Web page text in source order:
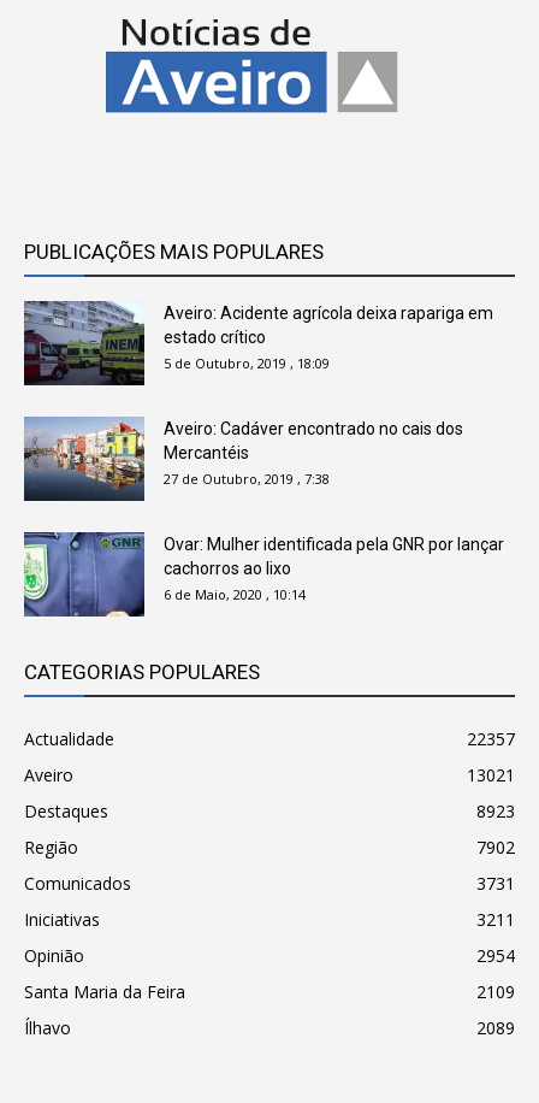
PUBLICAÇÕES MAIS POPULARES
Aveiro: Acidente agrícola deixa rapariga em
estado crítico
5 de Outubro, 2019 , 18:09
Aveiro: Cadáver encontrado no cais dos
Mercantéis
27 de Outubro, 2019 , 7:38
Ovar: Mulher identificada pela GNR por lançar
cachorros ao lixo
6 de Maio, 2020 , 10:14
CATEGORIAS POPULARES
Actualidade
22357
Aveiro
13021
Destaques
8923
Região
7902
Comunicados
3731
Iniciativas
3211
Opinião
2954
Santa Maria da Feira
2109
Ílhavo
2089